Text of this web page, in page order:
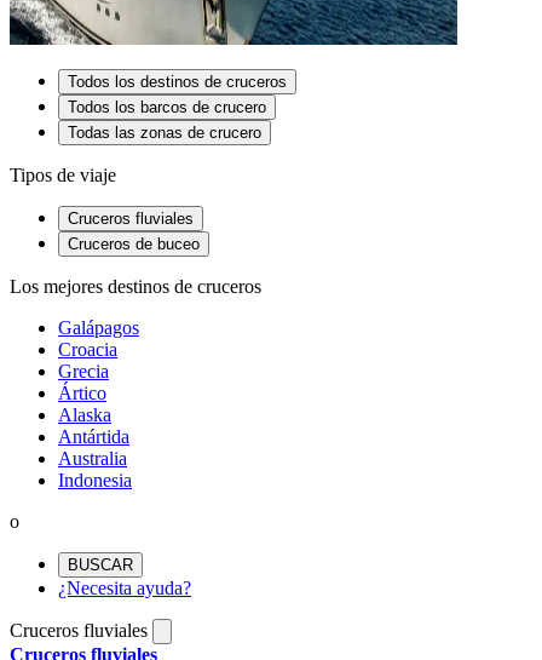
Todos los destinos de cruceros
Todos los barcos de crucero
Todas las zonas de crucero
Tipos de viaje
Cruceros fluviales
Cruceros de buceo
Los mejores destinos de cruceros
Galápagos
Croacia
Grecia
Ártico
Alaska
Antártida
Australia
Indonesia
o
BUSCAR
¿Necesita ayuda?
Cruceros fluviales
Cruceros fluviales